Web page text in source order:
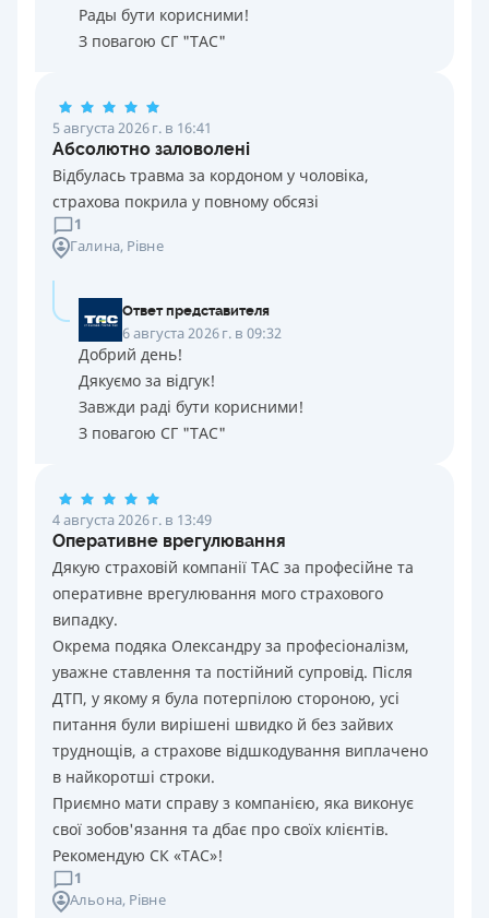
Рады бути корисними!
З повагою СГ "ТАС"
5 августа 2026 г. в 16:41
Абсолютно заловолені
Відбулась травма за кордоном у чоловіка,
страхова покрила у повному обсязі
1
Галина, Рівне
Ответ представителя
6 августа 2026 г. в 09:32
Добрий день!
Дякуємо за відгук!
Завжди раді бути корисними!
З повагою СГ "ТАС"
4 августа 2026 г. в 13:49
Оперативне врегулювання
Дякую страховій компанії ТАС за професійне та
оперативне врегулювання мого страхового
випадку.
Окрема подяка Олександру за професіоналізм,
уважне ставлення та постійний супровід. Після
ДТП, у якому я була потерпілою стороною, усі
питання були вирішені швидко й без зайвих
труднощів, а страхове відшкодування виплачено
в найкоротші строки.
Приємно мати справу з компанією, яка виконує
свої зобов'язання та дбає про своїх клієнтів.
Рекомендую СК «ТАС»!
1
Альона, Рівне